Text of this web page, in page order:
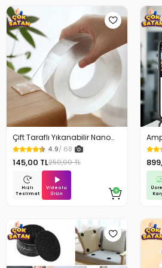
Çift Taraflı Yıkanabilir Nano
Teknoloji Bant 3 mt
4.9/ 68
145,00 TL250,00 TL
Hızlı
Teslimat
Videolu
Ürün